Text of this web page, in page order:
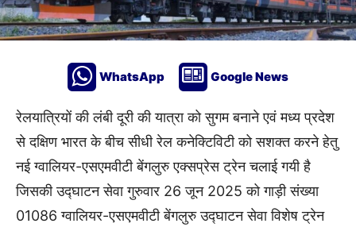
WhatsApp Google News
रेलयात्रियों की लंबी दूरी की यात्रा को सुगम बनाने एवं मध्य प्रदेश
से दक्षिण भारत के बीच सीधी रेल कनेक्टिविटी को सशक्त करने हेतु
नई ग्वालियर-एसएमवीटी बेंगलुरु एक्सप्रेस ट्रेन चलाई गयी है
जिसकी उद्घाटन सेवा गुरुवार 26 जून 2025 को गाड़ी संख्या
01086 ग्वालियर-एसएमवीटी बेंगलुरु उद्घाटन सेवा विशेष ट्रेन